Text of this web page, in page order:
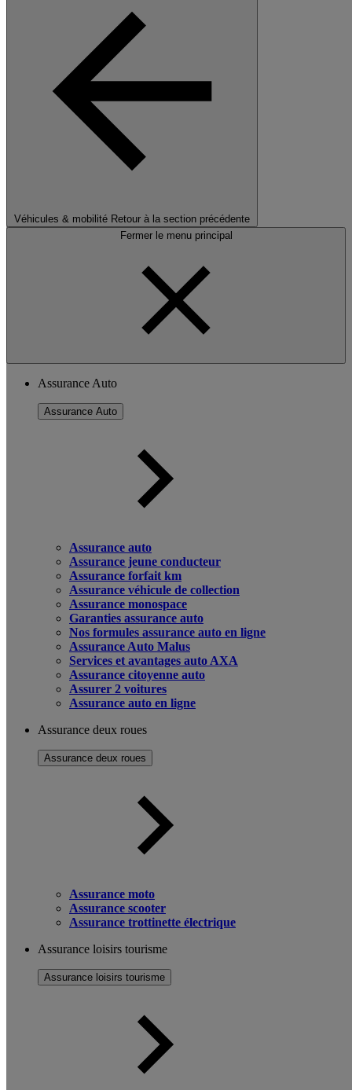
Véhicules & mobilité Retour à la section précédente
Fermer le menu principal
Assurance Auto
Assurance Auto
Assurance auto
Assurance jeune conducteur
Assurance forfait km
Assurance véhicule de collection
Assurance monospace
Garanties assurance auto
Nos formules assurance auto en ligne
Assurance Auto Malus
Services et avantages auto AXA
Assurance citoyenne auto
Assurer 2 voitures
Assurance auto en ligne
Assurance deux roues
Assurance deux roues
Assurance moto
Assurance scooter
Assurance trottinette électrique
Assurance loisirs tourisme
Assurance loisirs tourisme